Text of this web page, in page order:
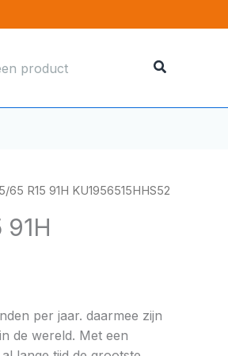
65 R15 91H KU1956515HHS52
91H
per jaar. daarmee zijn
de wereld. Met een